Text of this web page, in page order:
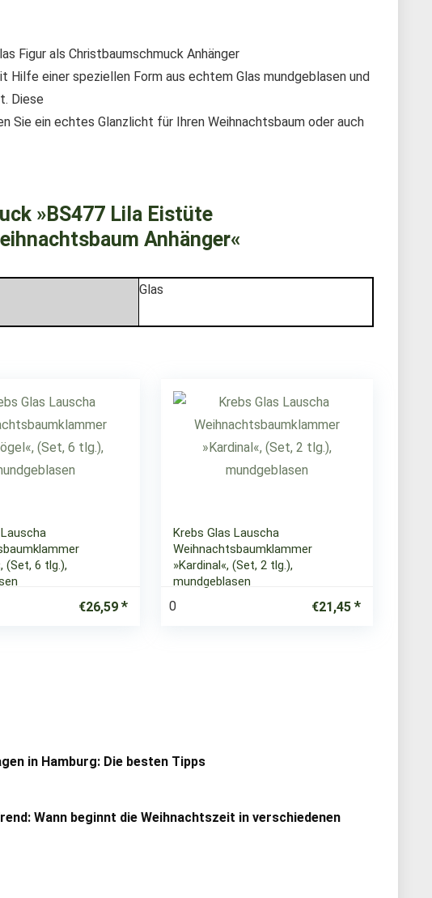
Figur als Christbaumschmuck Anhänger
Hilfe einer speziellen Form aus echtem Glas mundgeblasen und
Diese
Sie ein echtes Glanzlicht für Ihren Weihnachtsbaum oder auch
»BS477 Lila Eistüte
Anhänger«
Glas
(Set, 6 tlg.),
€26,59
Krebs Glas Lauscha
Weihnachtsbaumklammer
»Kardinal«, (Set, 2 tlg.),
mundgeblasen
0 €21,45
in Hamburg: Die besten Tipps
Wann beginnt die Weihnachtszeit in verschiedenen